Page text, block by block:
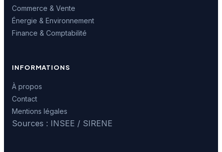
Commerce & Vente
Énergie & Environnement
Finance & Comptabilité
INFORMATIONS
À propos
Contact
Mentions légales
Sources : INSEE / SIRENE